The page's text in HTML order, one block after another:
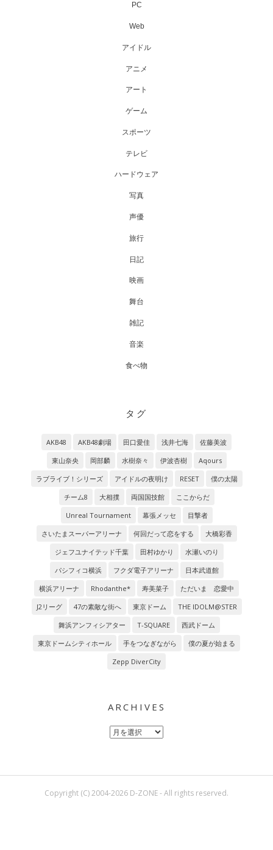
PC
Web
アイドル
アニメ
アート
ゲーム
スポーツ
テレビ
ハードウェア
写真
声優
旅行
日記
映画
舞台
雑記
音楽
食べ物
タグ
AKB48 AKB48劇場 田口愛佳 浅井七海
佐藤美波
東山奈央
岡部麟 水樹奈々 伊波杏樹
Aqours
ラブライブ！シリーズ
アイドルの夜明け RESET
僕の太陽
チーム8
大相撲 両国国技館
ここからだ
Unreal Tournament
幕張メッセ
目撃者
さいたまスーパーアリーナ
何回だって恋をする
大橋彩香
ジェフユナイテッド千葉
田村ゆかり
水瀬いのり
パシフィコ横浜
フクダ電子アリーナ
日本武道館
横浜アリーナ
Rhodanthe* 寿美菜子
ただいま 恋愛中
J2リーグ
47の素敵な街へ 東京ドーム
THE IDOLM@STER
舞浜アンフィシアター
T-SQUARE
西武ドーム
東京ドームシティホール
手をつなぎながら
僕の夏が始まる
Zepp DiverCity
ARCHIVES
Archives
Copyright (C) 2004-2026 D-ZONE - All rights reserved.